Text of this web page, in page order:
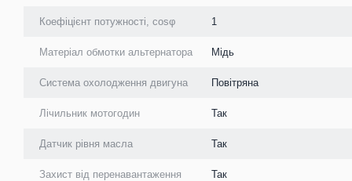
Коефіцієнт потужності, cosφ 1
Матеріал обмотки альтернатора Мідь
Система охолодження двигуна Повітряна
Лічильник мотогодин Так
Датчик рівня масла Так
Захист від перенавантаження Так